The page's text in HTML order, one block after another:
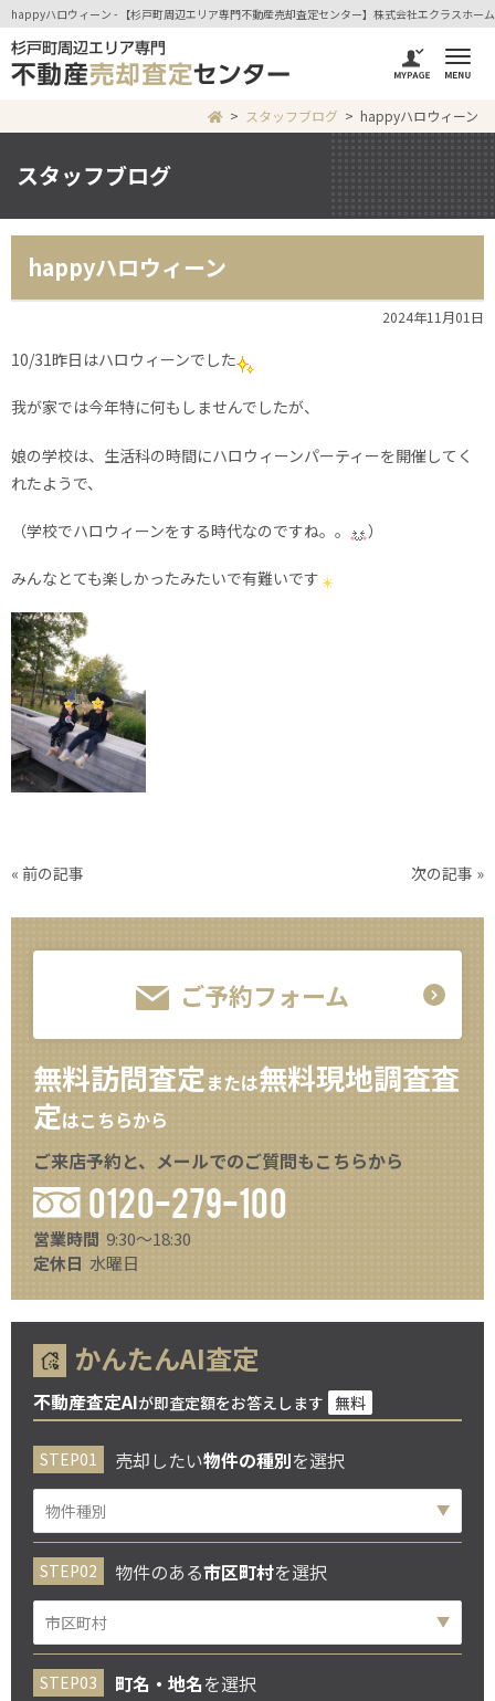
happyハロウィーン - 【杉戸町周辺エリア専門不動産売却査定センター】株式会社エクラスホーム
スタッフブログ happyハロウィーン
スタッフブログ
happyハロウィーン
2024年11月01日
10/31昨日はハロウィーンでした
我が家では今年特に何もしませんでしたが、
娘の学校は、生活科の時間にハロウィーンパーティーを開催してく
れたようで、
（学校でハロウィーンをする時代なのですね。。 ）
みんなとても楽しかったみたいで有難いです
« 前の記事 次の記事 »
ご予約フォーム
無料訪問査定または無料現地調査査
定はこちらから
ご来店予約と、メールでのご質問もこちらから
0120-279-100
営業時間 9:30～18:30
定休日 水曜日
かんたんAI査定
不動産査定AIが即査定額をお答えします 無料
売却したい物件の種別を選択
物件のある市区町村を選択
町名・地名を選択